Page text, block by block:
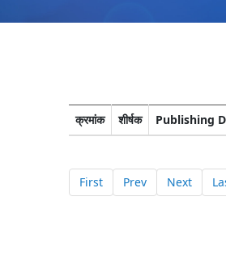
क्रमांक शीर्षक Publishing
First Prev Next